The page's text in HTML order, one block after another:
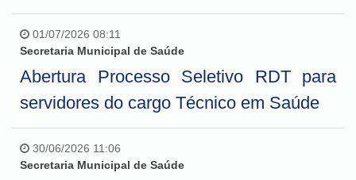
01/07/2026 08:11
Secretaria Municipal de Saúde
Abertura Processo Seletivo RDT para
servidores do cargo Técnico em Saúde
30/06/2026 11:06
Secretaria Municipal de Saúde